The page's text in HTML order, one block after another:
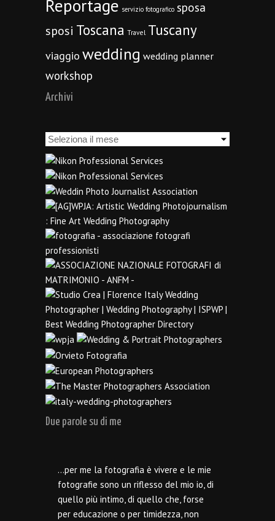
Reportage servizio fotografico sposa
sposi Toscana Travel Tuscany
viaggio wedding wedding planner
workshop
Archivi
Archivi
Due parole su di me
…per me la fotografia è vivere e le mie
fotografie sono un riflesso del mio io, di
quello più intimo, di quello che, forse
per educazione o per timidezza, non